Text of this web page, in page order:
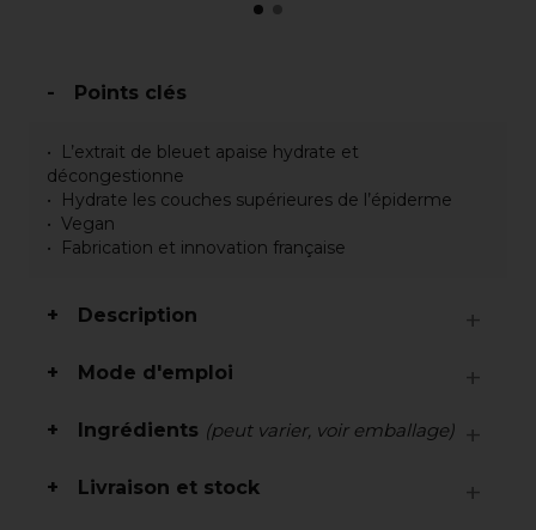
Points clés
L’extrait de bleuet apaise hydrate et
décongestionne
Hydrate les couches supérieures de l’épiderme
Vegan
Fabrication et innovation française
Description
Mode d'emploi
Ingrédients (peut varier, voir emballage)
Livraison et stock